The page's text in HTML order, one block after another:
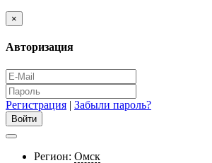
×
Авторизация
Регистрация | Забыли пароль?
Регион: Омск